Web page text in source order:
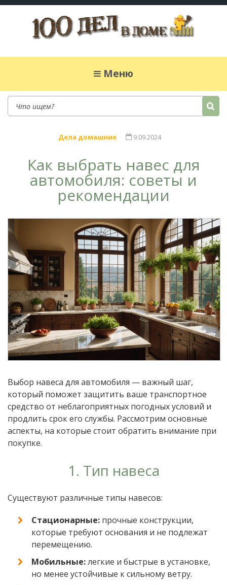
простые рецепты.Меню
Дела домашние 9.09.2024
Как выбрать навес для
автомобиля: советы и
рекомендации
Выбор навеса для автомобиля — важный шаг,
который поможет защитить ваше транспортное
средство от неблагоприятных погодных условий и
продлить срок его службы. Рассмотрим основные
аспекты, на которые стоит обратить внимание при
покупке.
1. Тип навеса
Существуют различные типы навесов:
Стационарные: прочные конструкции,
которые требуют основания и не подлежат
перемещению.
Мобильные:легкие и быстрые в установке,
но менее устойчивые к сильному ветру.